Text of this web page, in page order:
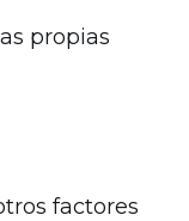
propias
factores